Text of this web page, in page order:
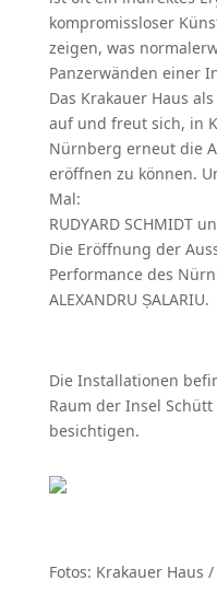
kompromissloser
zeigen, was
Panzerwänden einer
Das Krakauer Haus
auf und freut sich, in
Nürnberg erneut die
eröffnen zu können.
Mal:
RUDYARD SCHMIDT
Die Eröffnung der
Performance des
ALEXANDRU ȘALARIU.
Die Installationen
Raum der Insel
besichtigen.
Fotos: Krakauer Haus